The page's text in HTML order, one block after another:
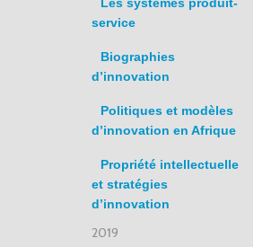
service
Biographies
d’innovation
Politiques et modèles
d’innovation en Afrique
Propriété intellectuelle
et stratégies
d’innovation
2019